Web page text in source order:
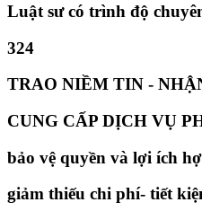
Luật sư có trình độ
324
TRAO NIỀM TIN -
CUNG CẤP DỊCH VỤ
bảo vệ quyền và lợi ích
giảm thiếu chi phí- tiết